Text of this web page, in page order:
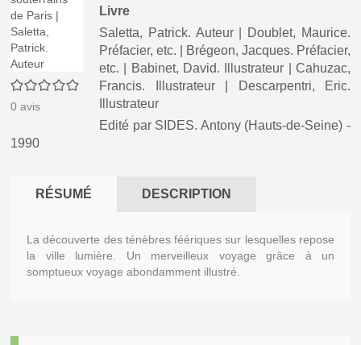
0/5
0 avis
Livre
Saletta, Patrick. Auteur|
Doublet, Maurice.
Préfacier, etc.
Brégeon, Jacques. Préfacier,
etc.
Babinet, David. Illustrateur |Cahuzac,
Francis. Illustrateur|
Descarpentri, Eric.
Illustrateur
Edité par SIDES. Antony (Hauts-de-Seine) -
1990
RÉSUMÉ DESCRIPTION
La découverte des ténèbres féériques sur lesquelles repose
la ville lumière. Un merveilleux voyage grâce à un
somptueux voyage abondamment illustré.